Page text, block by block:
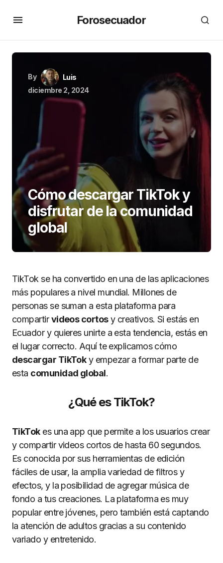
Forosecuador
By
Luis
diciembre 2, 2024
Cómo descargar TikTok y
disfrutar de la comunidad
global
TikTok se ha convertido en una de las aplicaciones
más populares a nivel mundial. Millones de
personas se suman a esta plataforma para
compartirvideos cortosy creativos. Si estás en
Ecuador y quieres unirte a esta tendencia, estás en
el lugar correcto. Aquí te explicamos cómo
descargar TikToky empezar a formar parte de
esta comunidad global.
¿Qué es TikTok?
TikTokes una app que permite a los usuarios crear
y compartir videos cortos de hasta 60 segundos.
Es conocida por sus herramientas de edición
fáciles de usar, la amplia variedad de filtros y
efectos, y la posibilidad de agregar música de
fondo a tus creaciones. La plataforma es muy
popular entre jóvenes, pero también está captando
la atención de adultos gracias a su contenido
variado y entretenido.